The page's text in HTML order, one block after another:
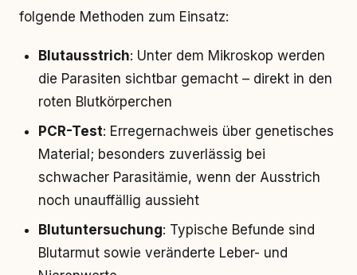
folgende Methoden zum Einsatz:
Blutausstrich: Unter dem Mikroskop werden
die Parasiten sichtbar gemacht – direkt in den
roten Blutkörperchen
PCR-Test: Erregernachweis über genetisches
Material; besonders zuverlässig bei
schwacher Parasitämie, wenn der Ausstrich
noch unauffällig aussieht
Blutuntersuchung: Typische Befunde sind
Blutarmut sowie veränderte Leber- und